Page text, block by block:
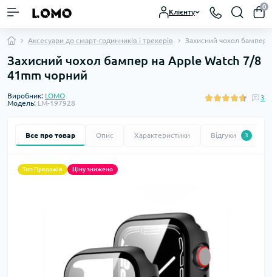
Клієнту
0
Аксесуари до смарт-годинників і трекерів Захисний чохол бампер
Захисний чохол бампер на Apple Watch 7/8
41mm чорний
Виробник: LOMO
Модель: LM-197928
3
Все про товар Опис Характеристики Відгуки 3
Топ Продажів Ціну знижено